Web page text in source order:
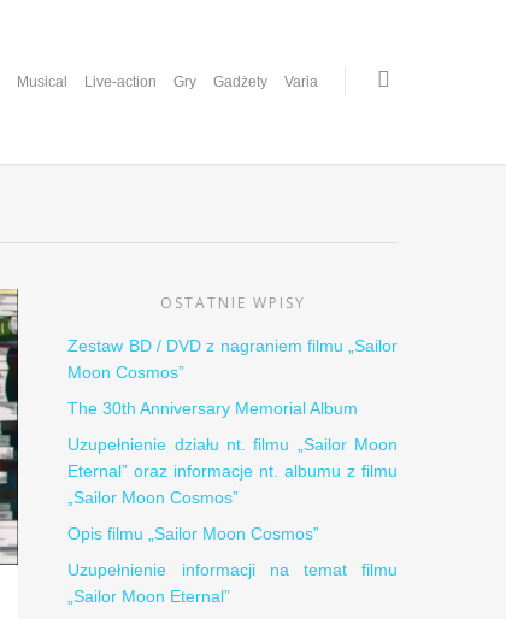
Musical Live-action Gry Gadżety Varia
OSTATNIE WPISY
Zestaw BD / DVD z nagraniem filmu „Sailor
Moon Cosmos”
The 30th Anniversary Memorial Album
Uzupełnienie działu nt. filmu „Sailor Moon
Eternal” oraz informacje nt. albumu z filmu
„Sailor Moon Cosmos”
Opis filmu „Sailor Moon Cosmos”
Uzupełnienie informacji na temat filmu
„Sailor Moon Eternal”